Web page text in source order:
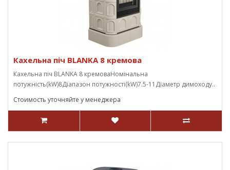
Кахельна піч BLANKA 8 кремова
Кахельна піч BLANKA 8 кремоваНомінальна
потужність(kW)8Діапазон потужності(kW)7.5-11Діаметр димоходу..
Стоимость уточняйте у менеджера